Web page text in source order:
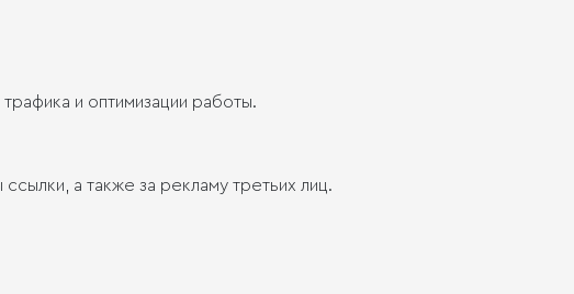
и оптимизации работы.
а также за рекламу третьих лиц.